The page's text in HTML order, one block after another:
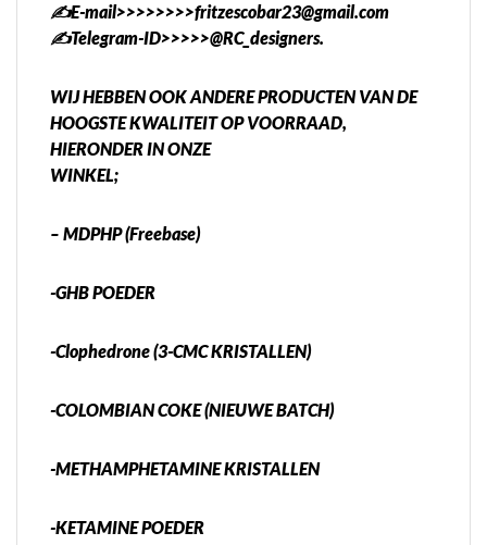
✍️E-mail>>>>>>>>fritzescobar23@gmail.com
✍️Telegram-ID>>>>>@RC_designers.
WIJ HEBBEN OOK ANDERE PRODUCTEN VAN DE
HOOGSTE KWALITEIT OP VOORRAAD,
HIERONDER IN ONZE
WINKEL;
– MDPHP (Freebase)
-GHB POEDER
-Clophedrone (3-CMC KRISTALLEN)
-COLOMBIAN COKE (NIEUWE BATCH)
-METHAMPHETAMINE KRISTALLEN
-KETAMINE POEDER